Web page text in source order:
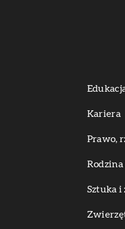
Kariera
Prawo,
Sztuka